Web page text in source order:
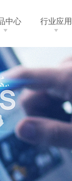
中心 行业应用